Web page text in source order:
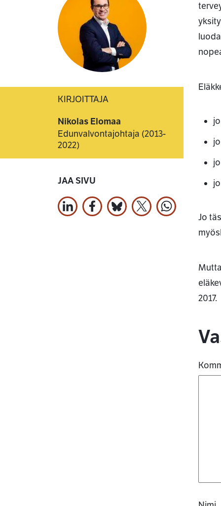
Jo
2017.
KIRJOITTAJA
Nikolas Elomaa
Edunvalvontajohtaja (2013-
2022)
JAA SIVU
Jaa LinkedInissä
Jaa Facebookissa
Jaa Bluesky:ssa
Jaa X:ssä
Jaa